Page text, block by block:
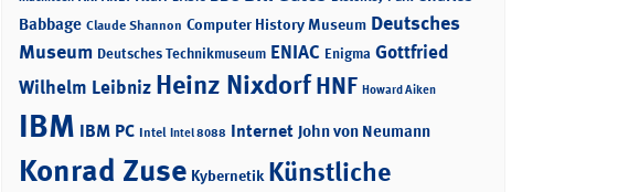
Babbage Claude Shannon Computer History Museum Deutsches
Museum Deutsches Technikmuseum ENIAC Enigma Gottfried
Wilhelm Leibniz Heinz NixdorfHNF Howard Aiken
IBM IBM PC Intel Intel 8088 Internet John von Neumann
Konrad Zuse Kybernetik Künstliche